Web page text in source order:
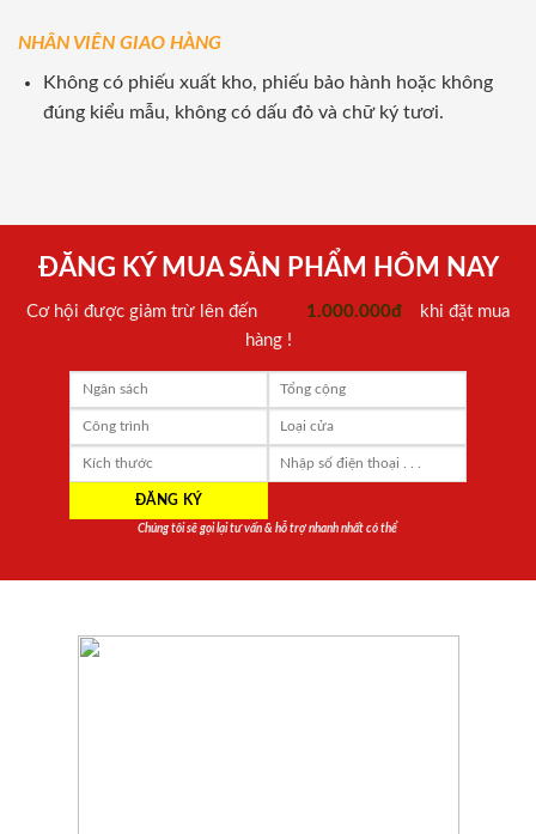
NHÂN VIÊN GIAO HÀNG
Không có phiếu xuất kho, phiếu bảo hành hoặc không
đúng kiểu mẫu, không có dấu đỏ và chữ ký tươi.
ĐĂNG KÝ MUA SẢN PHẨM HÔM NAY
Cơ hội được giảm trừ lên đến 1.000.000đ
khi đặt mua
hàng !
Chúng tôi sẽ gọi lại tư vấn & hỗ trợ nhanh nhất có thể